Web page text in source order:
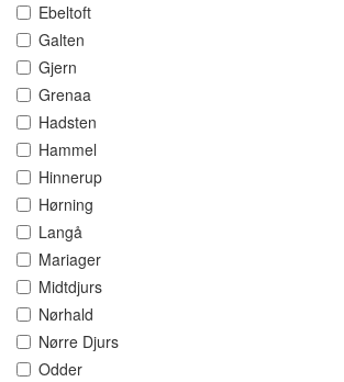
Ebeltoft
Galten
Gjern
Grenaa
Hadsten
Hammel
Hinnerup
Hørning
Langå
Mariager
Midtdjurs
Nørhald
Nørre Djurs
Odder